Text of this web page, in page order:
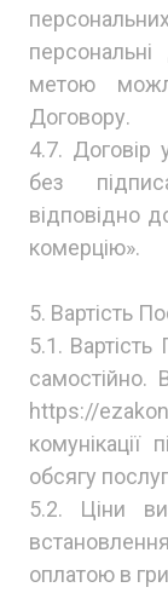
метою
Договору.
4.7. Договір
без
відповідно
комерцію».
5. Вартість
5.1.
самостійно.
https://
обсягу
5.2. Ціни
оплатою в